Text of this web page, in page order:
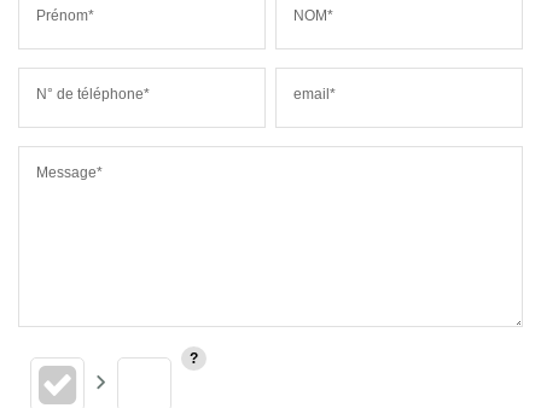
Prénom* NOM*
N° de téléphone* email*
Message*